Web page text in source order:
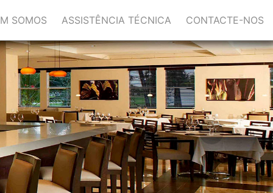
SOMOS ASSISTÊNCIA TÉCNICA CONTACTE-NOS
Next